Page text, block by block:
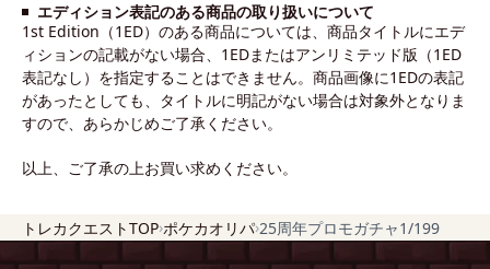
エディション表記のある商品の取り扱いについて
1st Edition（1ED）のある商品については、商品タイトルにエデ
ィションの記載がない場合、1EDまたはアンリミテッド版（1ED
表記なし）を指定することはできません。商品画像に1EDの表記
があったとしても、タイトルに明記がない場合は対象外となりま
すので、あらかじめご了承ください。
以上、ご了承の上お買い求めください。
トレカクエストTOP›ポケカオリパ›25周年プロモガチャ1/199